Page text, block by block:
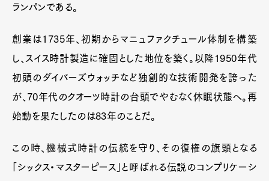
ランパンである。
創業は1735年、初期からマニュファクチュール体制を構築
し、スイス時計製造に確固とした地位を築く。以降1950年代
初頭のダイバーズウォッチなど独創的な技術開発を誇った
が、70年代のクオーツ時計の台頭でやむなく休眠状態へ。再
始動を果たしたのは83年のことだ。
この時、機械式時計の伝統を守り、その復権の旗頭となる
「シックス・マスターピース」と呼ばれる伝説のコンプリケーシ